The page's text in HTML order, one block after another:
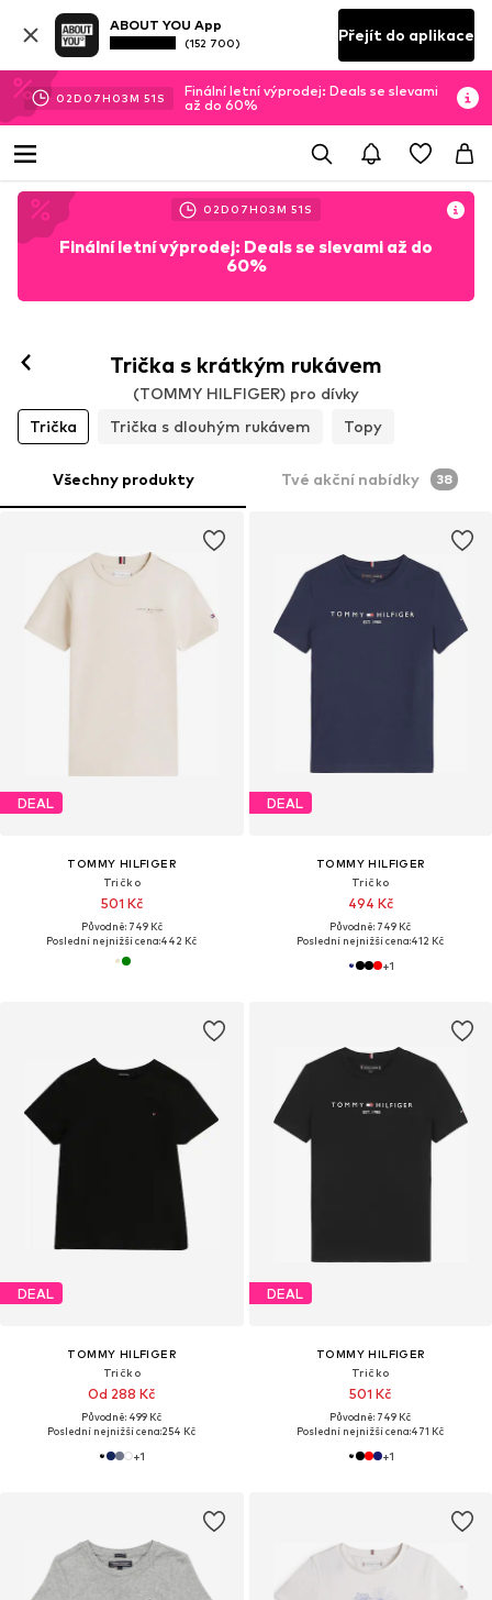
ABOUT YOU App
(152 700) Přejít do aplikace
02D 07H 03M 51 S
Finální letní výprodej: Deals se slevami
až do 60%
02D 07H 03M 51 S
Finální letní výprodej: Deals se slevami až do
60%
Trička s krátkým rukávem
(TOMMY HILFIGER) pro dívky
Trička
Trička s dlouhým rukávem Topy
Všechny produkty Tvé akční nabídky 38
DEAL
TOMMY HILFIGER
Tričko
501 Kč
Původně: 749 Kč
Poslední nejnižší cena:442 Kč
DEAL
TOMMY HILFIGER
Tričko
494 Kč
Původně: 749 Kč
Poslední nejnižší cena:412 Kč
+1
DEAL
TOMMY HILFIGER
Tričko
Od 288 Kč
Původně: 499 Kč
Poslední nejnižší cena:254 Kč
+1
DEAL
TOMMY HILFIGER
Tričko
501 Kč
Původně: 749 Kč
Poslední nejnižší cena:471 Kč
+1